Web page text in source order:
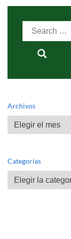
Search
Archivos
Archivos
Categorías
Categorías